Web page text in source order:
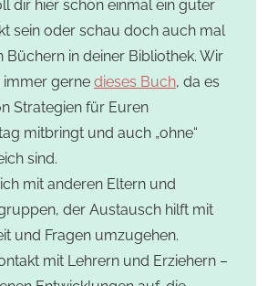
dir hier schon einmal ein guter
sein oder schau doch auch mal
Büchern in deiner Bibliothek. Wir
gerne dieses Buch, da es
Strategien für Euren
mitbringt und auch „ohne“
sind.
mit anderen Eltern und
der Austausch hilft mit
und Fragen umzugehen.
mit Lehrern und Erziehern –